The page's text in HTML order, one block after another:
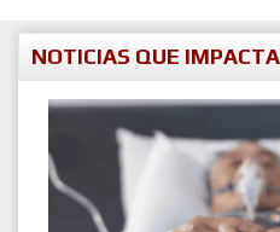
NOTICIAS QUE